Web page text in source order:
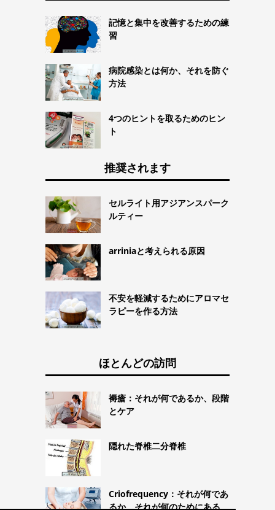
記憶と集中を改善するための練
習
病院感染とは何か、それを防ぐ
方法
4つのヒントを取るためのヒン
ト
推奨されます
セルライト用アジアンスパーク
ルティー
arriniaと考えられる原因
不安を軽減するためにアロマセ
ラピーを作る方法
ほとんどの訪問
褥瘡：それが何であるか、段階
とケア
隠れた脊椎二分脊椎
Criofrequency：それが何であ
るか、それが何のためにある